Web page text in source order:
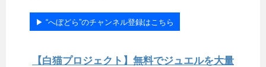
▶︎ “へぼどら”のチャンネル登録はこちら
【白猫プロジェクト】無料でジュエルを大量